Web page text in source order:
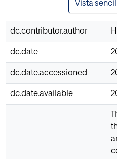
Vista
dc.contributor.author
dc.date
dc.date.accessioned
dc.date.available